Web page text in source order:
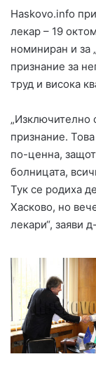
Haskovo.info
лекар – 19
номиниран и за
признание за
труд и висока
„Изключително
признание.
по-ценна,
болницата,
Тук се родиха
Хасково, но
лекари“, заяви